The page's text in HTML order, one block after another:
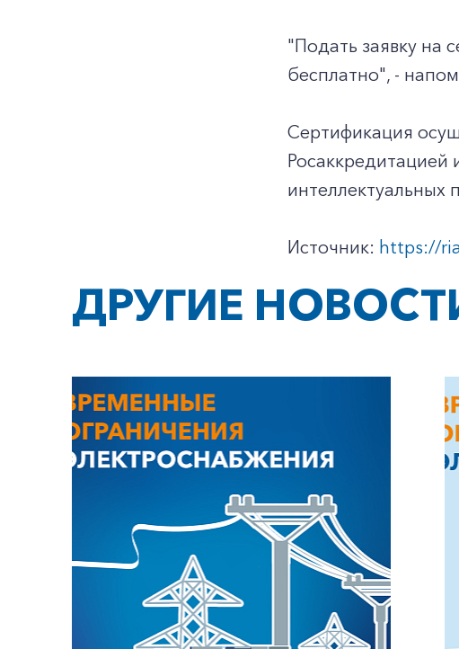
+7-
"Подать заявку на
бесплатно", -
Сертификация
Росаккредитацией
интеллектуальных
Источник: https://
ДРУГИЕ